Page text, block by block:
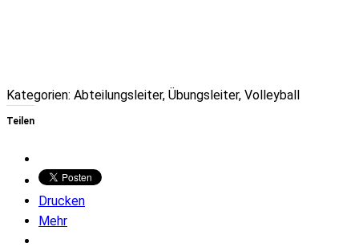
Kategorien: Abteilungsleiter, Übungsleiter, Volleyball
Teilen
Drucken
Mehr